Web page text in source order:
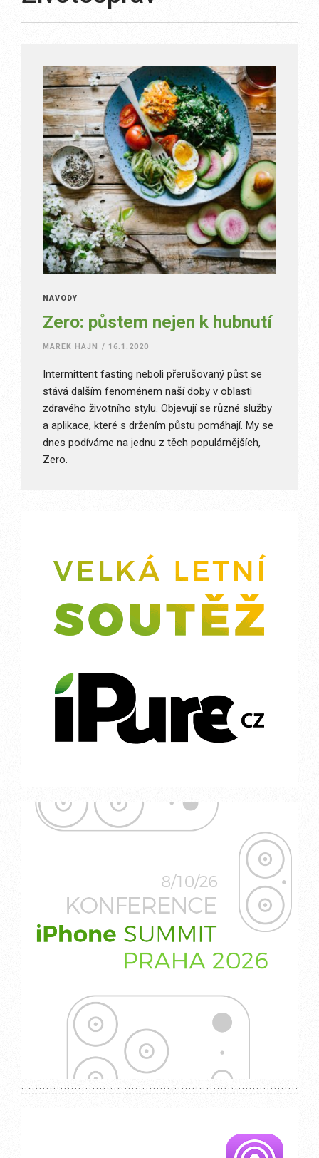
NÁVODY
Zero: půstem nejen k hubnutí
MAREK HAJN / 16.1.2020
Intermittent fasting neboli přerušovaný půst se
stává dalším fenoménem naší doby v oblasti
zdravého životního stylu. Objevují se různé služby
a aplikace, které s držením půstu pomáhají. My se
dnes podíváme na jednu z těch populárnějších,
Zero.